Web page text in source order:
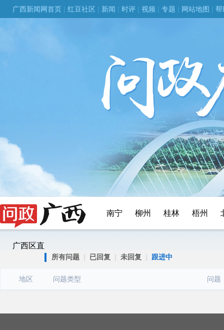
广西新闻网首页 | 红豆社区 | 新闻 | 时评 | 视频 | 专题 | 网站地图 | 帮
南宁 柳州 桂林 梧州
广西区直
所有问题 | 已回复 | 未回复 | 跟进中
地区 问题类型 问题